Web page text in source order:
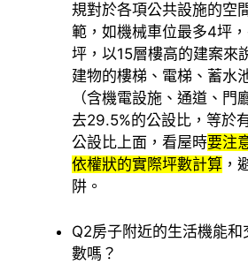
規對於各項公共設施的空
範，如機械車位最多4坪
坪，以15層樓高的建案來
建物的樓梯、電梯、蓄水
（含機電設施、通道、門
去29.5%的公設比，等於
公設比上面，看屋時要注
依權狀的實際坪數計算 ，
阱。
Q2房子附近的生活機能
數嗎？